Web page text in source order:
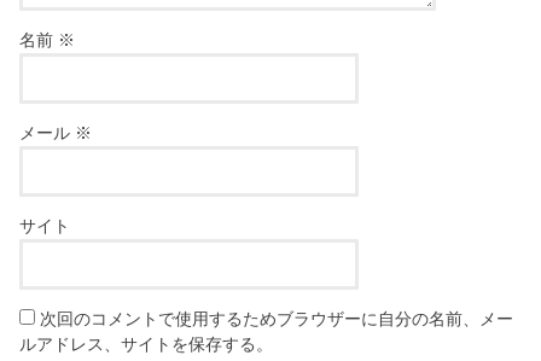
名前 ※
メール ※
サイト
次回のコメントで使用するためブラウザーに自分の名前、メー
ルアドレス、サイトを保存する。